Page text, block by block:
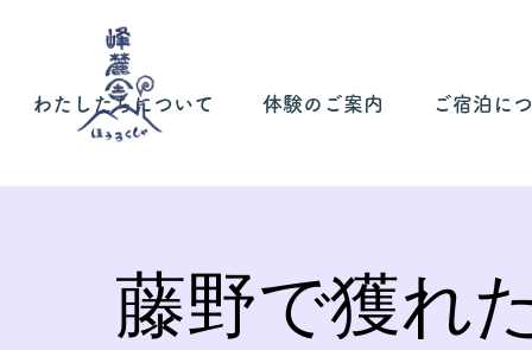
わたしたちについて 体験のご案内 ご宿泊に
藤野で獲れ